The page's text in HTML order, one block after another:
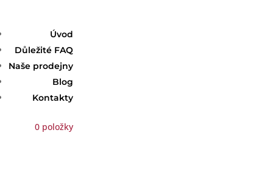
Úvod
Důležité FAQ
Naše prodejny
Blog
Kontakty
0 položky